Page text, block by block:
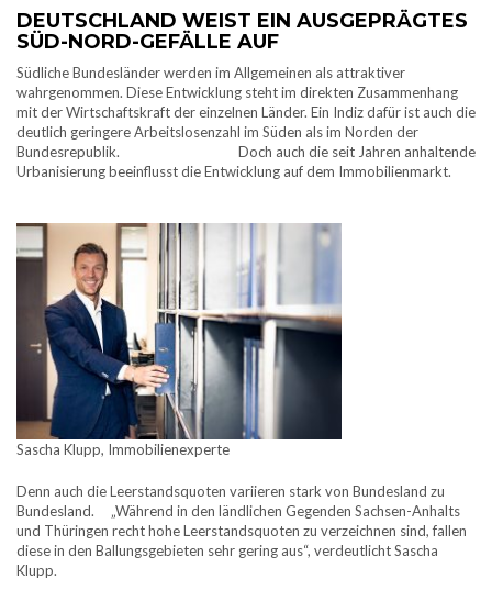
DEUTSCHLAND WEIST EIN AUSGEPRÄGTES
SÜD-NORD-GEFÄLLE AUF
Südliche Bundesländer werden im Allgemeinen als attraktiver
wahrgenommen. Diese Entwicklung steht im direkten Zusammenhang
mit der Wirtschaftskraft der einzelnen Länder. Ein Indiz dafür ist auch die
deutlich geringere Arbeitslosenzahl im Süden als im Norden der
Bundesrepublik. Doch auch die seit Jahren anhaltende
Urbanisierung beeinflusst die Entwicklung auf dem Immobilienmarkt.
Sascha Klupp, Immobilienexperte
Denn auch die Leerstandsquoten variieren stark von Bundesland zu
Bundesland. „Während in den ländlichen Gegenden Sachsen-Anhalts
und Thüringen recht hohe Leerstandsquoten zu verzeichnen sind, fallen
diese in den Ballungsgebieten sehr gering aus“, verdeutlicht Sascha
Klupp.